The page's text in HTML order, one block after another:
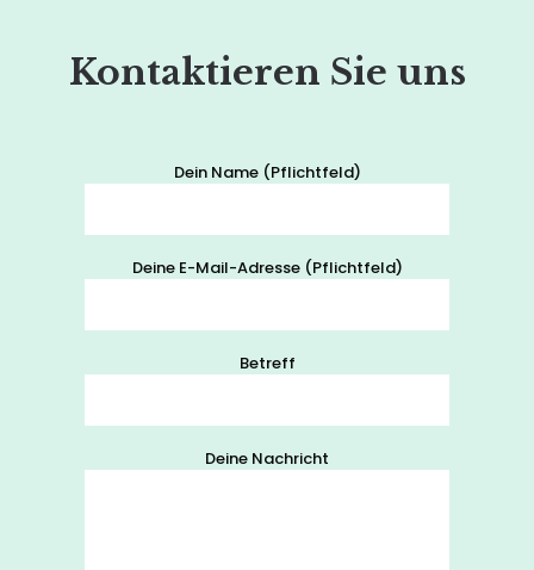
Kontaktieren Sie uns
Dein Name (Pflichtfeld)
Deine E-Mail-Adresse (Pflichtfeld)
Betreff
Deine Nachricht